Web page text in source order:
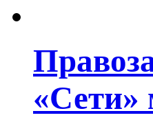
«Сети»